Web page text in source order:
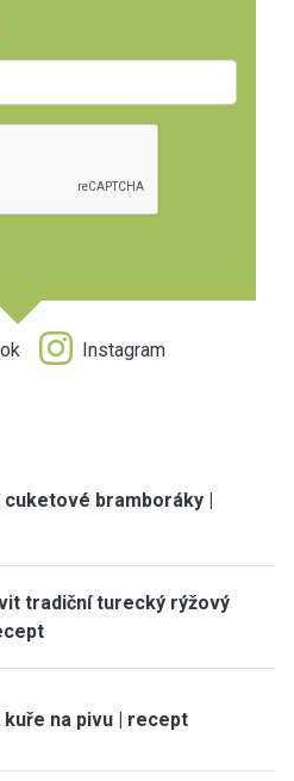
Instagram
cuketové bramboráky |
tradiční turecký rýžový
kuře na pivu | recept